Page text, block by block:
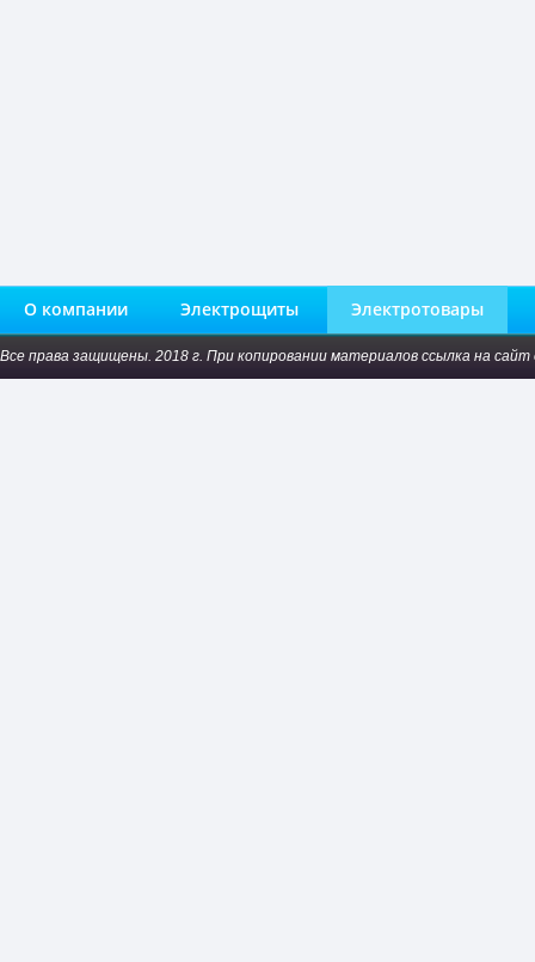
О компании Электрощиты Электротовары
Все права защищены. 2018 г. При копировании материалов ссылка на сайт